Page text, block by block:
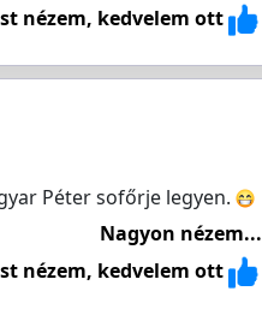
nézem, kedvelem ott
Péter sofőrje legyen.
Nagyon nézem...
nézem, kedvelem ott